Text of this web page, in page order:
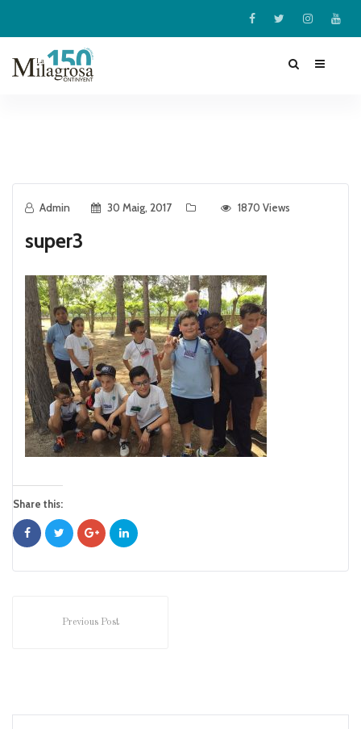
Admin 30 Maig, 2017 1870 Views
super3
Share this:
Previous Post